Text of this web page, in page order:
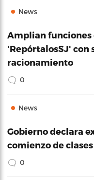
News
Amplian
'RepórtalosSJ' con
racionamiento
0
News
Gobierno declara
comienzo de clases
0